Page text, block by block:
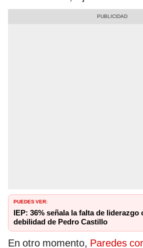
PUEDES VER:
IEP: 36% señala la falta de
debilidad de Pedro Castillo
En otro momento, Paredes